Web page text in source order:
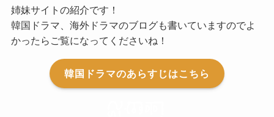
姉妹サイトの紹介です！
韓国ドラマ、海外ドラマのブログも書いていますのでよ
かったらご覧になってくださいね！
韓国ドラマのあらすじはこちら